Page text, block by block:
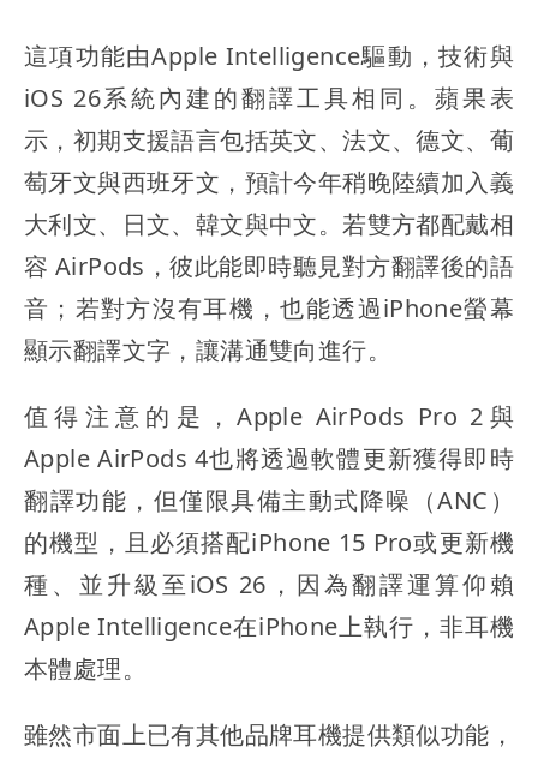
這項功能由Apple Intelligence驅動，技術與
iOS 26系統內建的翻譯工具相同。蘋果表
示，初期支援語言包括英文、法文、德文、葡
萄牙文與西班牙文，預計今年稍晚陸續加入義
大利文、日文、韓文與中文。若雙方都配戴相
容 AirPods，彼此能即時聽見對方翻譯後的語
音；若對方沒有耳機，也能透過iPhone螢幕
顯示翻譯文字，讓溝通雙向進行。
值得注意的是，Apple AirPods Pro 2與
Apple AirPods 4也將透過軟體更新獲得即時
翻譯功能，但僅限具備主動式降噪（ANC）
的機型，且必須搭配iPhone 15 Pro或更新機
種、並升級至iOS 26，因為翻譯運算仰賴
Apple Intelligence在iPhone上執行，非耳機
本體處理。
雖然市面上已有其他品牌耳機提供類似功能，